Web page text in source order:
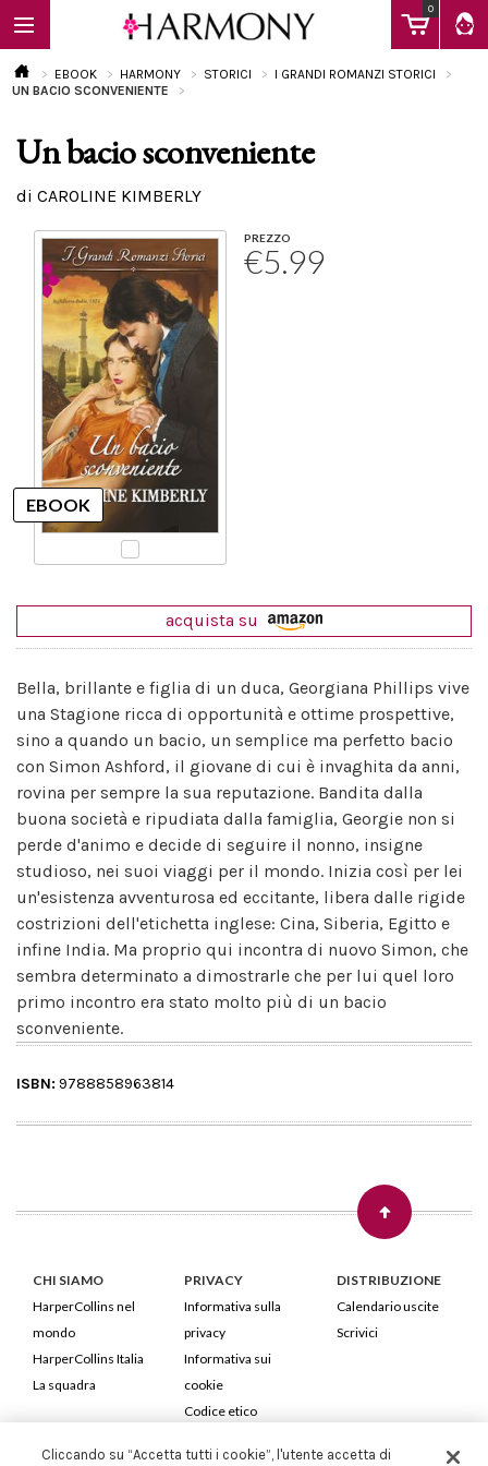
0
EBOOK
Calendario
EBOOK HARMONY STORICI
I GRANDI ROMANZI STORICI
UN BACIO SCONVENIENTE
Un bacio sconveniente
di CAROLINE KIMBERLY
PREZZO
€5.99
acquista su
Bella, brillante e figlia di un duca, Georgiana Phillips vive
una Stagione ricca di opportunità e ottime prospettive,
sino a quando un bacio, un semplice ma perfetto bacio
con Simon Ashford, il giovane di cui è invaghita da anni,
rovina per sempre la sua reputazione. Bandita dalla
buona società e ripudiata dalla famiglia, Georgie non si
perde d'animo e decide di seguire il nonno, insigne
studioso, nei suoi viaggi per il mondo. Inizia così per lei
un'esistenza avventurosa ed eccitante, libera dalle rigide
costrizioni dell'etichetta inglese: Cina, Siberia, Egitto e
infine India. Ma proprio qui incontra di nuovo Simon, che
sembra determinato a dimostrarle che per lui quel loro
primo incontro era stato molto più di un bacio
sconveniente.
ISBN: 9788858963814
CHI SIAMO
HarperCollins nel
mondo
HarperCollins Italia
La squadra
PRIVACY
Informativa sulla
privacy
Informativa sui
cookie
Codice etico
DISTRIBUZIONE
Calendario uscite
Scrivici
Cliccando su “Accetta tutti i cookie”, l'utente accetta di